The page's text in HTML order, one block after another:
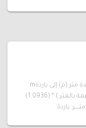
مرحبا، بإمكانك هنا تحويل القياس من الوحدة متر (م) إلى ياردةm
to yards معادلة تحويل المتر إلى ياردة:( القيمة بالمتر ) * (1.0936)
ياردة: